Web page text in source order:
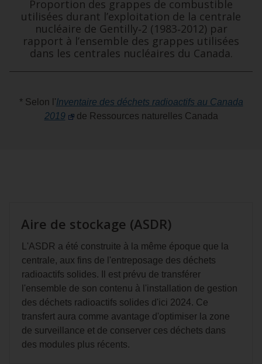
Proportion des grappes de combustible
utilisées durant l’exploitation de la centrale
nucléaire de Gentilly‑2 (1983‑2012) par
rapport à l’ensemble des grappes utilisées
dans les centrales nucléaires du Canada.
* Selon l'Inventaire des déchets radioactifs au Canada
2019
de Ressources naturelles Canada
Aire de stockage (ASDR)
L'ASDR a été construite à la même époque que la
centrale, aux fins de l'entreposage des déchets
radioactifs solides. Il est prévu de transférer
l'ensemble de son contenu à l'installation de gestion
des déchets radioactifs solides d'ici 2024. Ce
transfert aura comme avantage d'optimiser la zone
de surveillance et de conserver ces déchets dans
des modules plus récents.